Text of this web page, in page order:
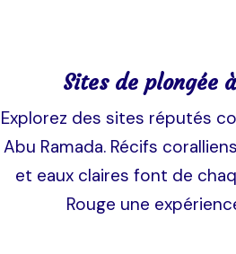
Sites de plongée
Explorez des sites réputés
Abu Ramada. Récifs
et eaux claires font de
Rouge une